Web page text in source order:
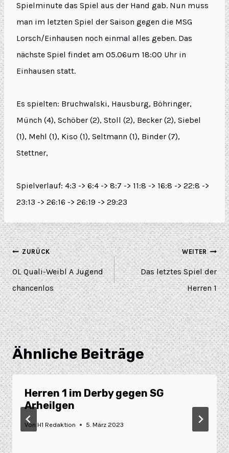
Spielminute das Spiel aus der Hand gab. Nun muss
man im letzten Spiel der Saison gegen die MSG
Lorsch/Einhausen noch einmal alles geben. Das
nächste Spiel findet am 05.06um 18:00 Uhr in
Einhausen statt.
Es spielten: Bruchwalski, Hausburg, Böhringer,
Münch (4), Schöber (2), Stoll (2), Becker (2), Siebel
(1), Mehl (1), Kiso (1), Seltmann (1), Binder (7),
Stettner,
Spielverlauf: 4:3 -> 6:4 -> 8:7 -> 11:8 -> 16:8 -> 22:8 ->
23:13 -> 26:16 -> 26:19 -> 29:23
ZURÜCK
OL Quali-Weibl A Jugend
chancenlos
WEITER
Das letztes Spiel der
Herren 1
Ähnliche Beiträge
Herren 1 im Derby gegen SG
Arheilgen
Von H1 Redaktion 5. März 2023